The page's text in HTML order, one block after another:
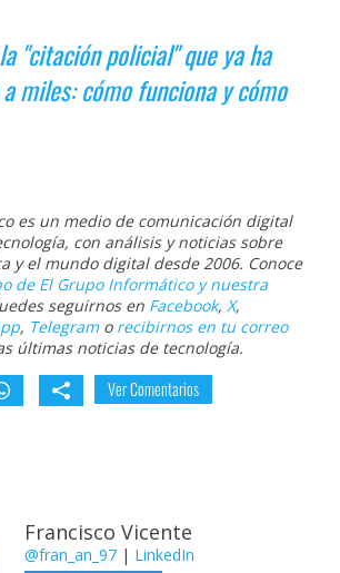
"citación policial" que ya ha
miles: cómo funciona y cómo
es un medio de comunicación digital
con análisis y noticias sobre
y el mundo digital desde 2006. Conoce
de El Grupo Informático y nuestra
seguirnos en Facebook, X,
, Telegramo recibirnos en tu correo
últimas noticias de tecnología.
Ver Comentarios
Francisco Vicente
@fran_an_97 | LinkedIn